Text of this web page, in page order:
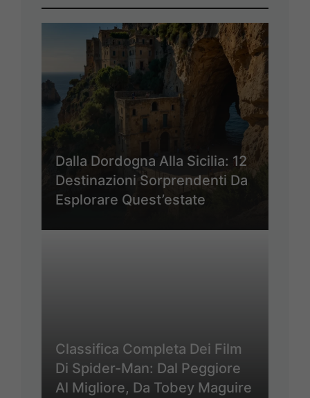
Dalla Dordogna Alla Sicilia: 12
Destinazioni Sorprendenti Da
Esplorare Quest’estate
Classifica Completa Dei Film
Di Spider-Man: Dal Peggiore
Al Migliore, Da Tobey Maguire